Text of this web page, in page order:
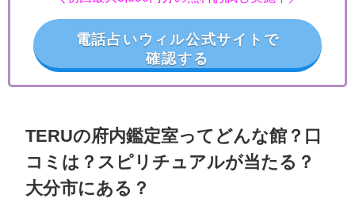
電話占いウィル公式サイトで
確認する
TERUの府内鑑定室ってどんな館？口
コミは？スピリチュアルが当たる？
大分市にある？